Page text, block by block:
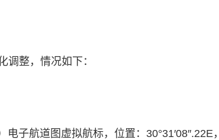
调整，情况如下：
子航道图虚拟航标，位置：30°31′08″.22E